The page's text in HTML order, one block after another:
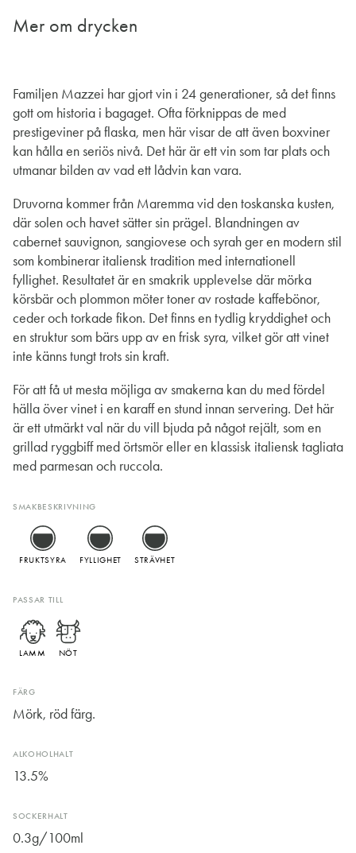
Mer om drycken
Familjen Mazzei har gjort vin i 24 generationer, så det finns
gott om historia i bagaget. Ofta förknippas de med
prestigeviner på flaska, men här visar de att även boxviner
kan hålla en seriös nivå. Det här är ett vin som tar plats och
utmanar bilden av vad ett lådvin kan vara.
Druvorna kommer från Maremma vid den toskanska kusten,
där solen och havet sätter sin prägel. Blandningen av
cabernet sauvignon, sangiovese och syrah ger en modern stil
som kombinerar italiensk tradition med internationell
fyllighet. Resultatet är en smakrik upplevelse där mörka
körsbär och plommon möter toner av rostade kaffebönor,
ceder och torkade fikon. Det finns en tydlig kryddighet och
en struktur som bärs upp av en frisk syra, vilket gör att vinet
inte känns tungt trots sin kraft.
För att få ut mesta möjliga av smakerna kan du med fördel
hälla över vinet i en karaff en stund innan servering. Det här
är ett utmärkt val när du vill bjuda på något rejält, som en
grillad ryggbiff med örtsmör eller en klassisk italiensk tagliata
med parmesan och ruccola.
SMAKBESKRIVNING
FRUKTSYRA FYLLIGHET STRÄVHET
PASSAR TILL
LAMM NÖT
FÄRG
Mörk, röd färg.
ALKOHOLHALT
13.5%
SOCKERHALT
0.3g/100ml